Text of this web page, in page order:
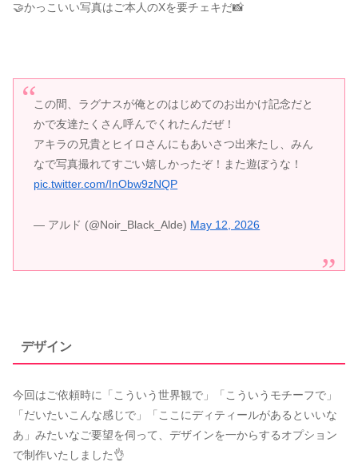
🤝かっこいい写真はご本人のXを要チェキだ📸
この間、ラグナスが俺とのはじめてのお出かけ記念だと
かで友達たくさん呼んでくれたんだぜ！
アキラの兄貴とヒイロさんにもあいさつ出来たし、みん
なで写真撮れてすごい嬉しかったぞ！また遊ぼうな！
pic.twitter.com/InObw9zNQP
— アルド (@Noir_Black_Alde) May 12, 2026
デザイン
今回はご依頼時に「こういう世界観で」「こういうモチーフで」
「だいたいこんな感じで」「ここにディティールがあるといいな
あ」みたいなご要望を伺って、デザインを一からするオプション
で制作いたしました👌